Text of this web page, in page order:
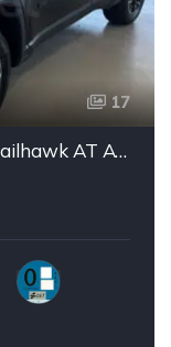
17
JEEP COMPASS 4Xe 1.3 PHEV Trailhawk AT AWD